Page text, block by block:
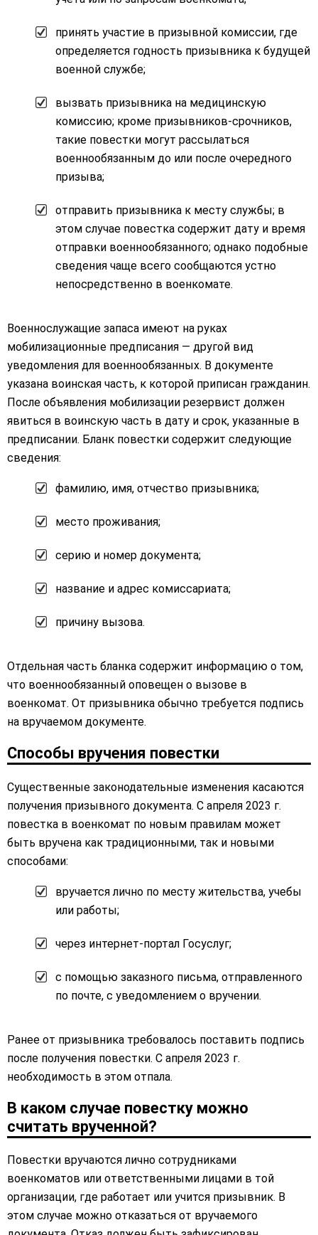
принять участие в призывной комиссии, где
определяется годность призывника к будущей
военной службе;
вызвать призывника на медицинскую
комиссию; кроме призывников-срочников,
такие повестки могут рассылаться
военнообязанным до или после очередного
призыва;
отправить призывника к месту службы; в
этом случае повестка содержит дату и время
отправки военнообязанного; однако подобные
сведения чаще всего сообщаются устно
непосредственно в военкомате.
Военнослужащие запаса имеют на руках
мобилизационные предписания — другой вид
уведомления для военнообязанных. В документе
указана воинская часть, к которой приписан гражданин.
После объявления мобилизации резервист должен
явиться в воинскую часть в дату и срок, указанные в
предписании. Бланк повестки содержит следующие
сведения:
фамилию, имя, отчество призывника;
место проживания;
серию и номер документа;
название и адрес комиссариата;
причину вызова.
Отдельная часть бланка содержит информацию о том,
что военнообязанный оповещен о вызове в
военкомат. От призывника обычно требуется подпись
на вручаемом документе.
Способы вручения повестки
Существенные законодательные изменения касаются
получения призывного документа. С апреля 2023 г.
повестка в военкомат по новым правилам может
быть вручена как традиционными, так и новыми
способами:
вручается лично по месту жительства, учебы
или работы;
через интернет-портал Госуслуг;
с помощью заказного письма, отправленного
по почте, с уведомлением о вручении.
Ранее от призывника требовалось поставить подпись
после получения повестки. С апреля 2023 г.
необходимость в этом отпала.
В каком случае повестку можно
считать врученной?
Повестки вручаются лично сотрудниками
военкоматов или ответственными лицами в той
организации, где работает или учится призывник. В
этом случае можно отказаться от вручаемого